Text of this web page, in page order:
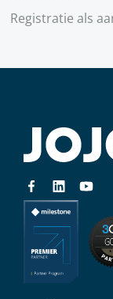
Registratie als